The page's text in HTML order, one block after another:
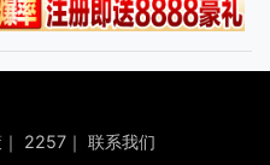
｜ 2257｜ 联系我们